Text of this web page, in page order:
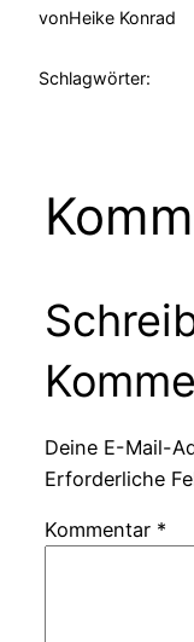
vonHeike Konrad
Schlagwörter:
Deine E-Mail-
Erforderliche
Kommentar *